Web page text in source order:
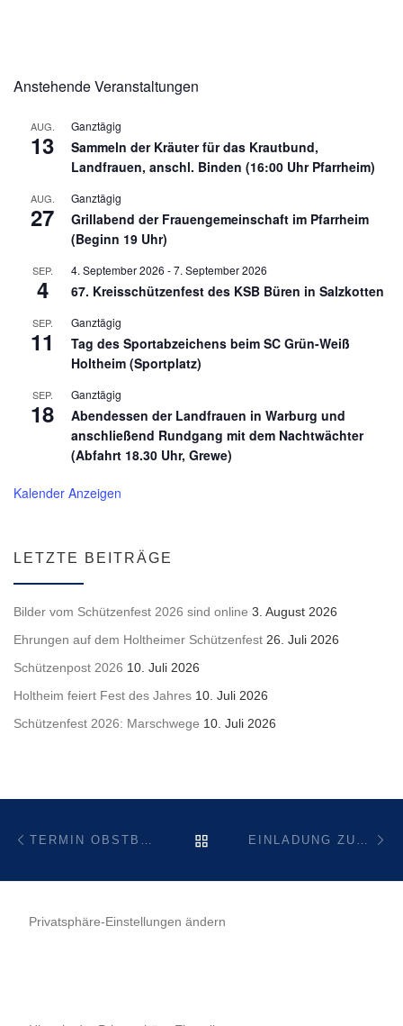
Anstehende Veranstaltungen
AUG.
13
Ganztägig
Sammeln der Kräuter für das Krautbund,
Landfrauen, anschl. Binden (16:00 Uhr Pfarrheim)
AUG.
27
Ganztägig
Grillabend der Frauengemeinschaft im Pfarrheim
(Beginn 19 Uhr)
SEP.
4
4. September 2026 -7. September 2026
67. Kreisschützenfest des KSB Büren in Salzkotten
SEP.
11
Ganztägig
Tag des Sportabzeichens beim SC Grün-Weiß
Holtheim (Sportplatz)
SEP.
18
Ganztägig
Abendessen der Landfrauen in Warburg und
anschließend Rundgang mit dem Nachtwächter
(Abfahrt 18.30 Uhr, Grewe)
Kalender Anzeigen
LETZTE BEITRÄGE
Bilder vom Schützenfest 2026 sind online 3. August 2026
Ehrungen auf dem Holtheimer Schützenfest 26. Juli 2026
Schützenpost 2026 10. Juli 2026
Holtheim feiert Fest des Jahres 10. Juli 2026
Schützenfest 2026: Marschwege 10. Juli 2026
BeitragsnavigationZURÜCK ZUR
Privatsphäre-Einstellungen ändern